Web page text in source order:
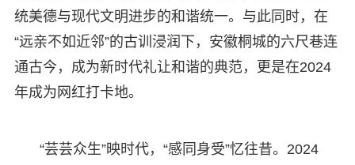
统美德与现代文明进步的和谐统一。与此同时，在
“远亲不如近邻”的古训浸润下，安徽桐城的六尺巷连
通古今，成为新时代礼让和谐的典范，更是在2024
年成为网红打卡地。
“芸芸众生”映时代，“感同身受”忆往昔。2024